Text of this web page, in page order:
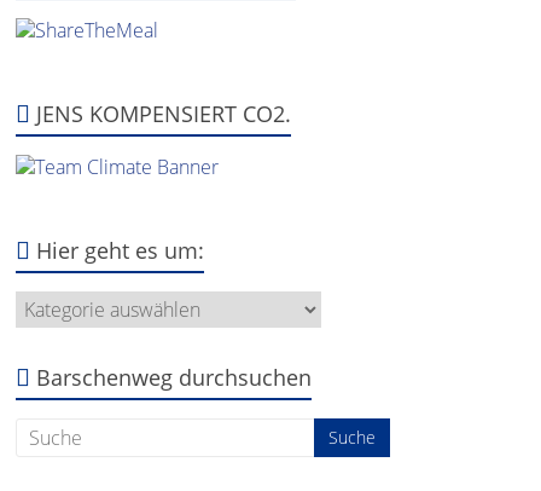
JENS KOMPENSIERT CO2.
Hier geht es um:
Hier
geht
um:Barschenweg durchsuchen